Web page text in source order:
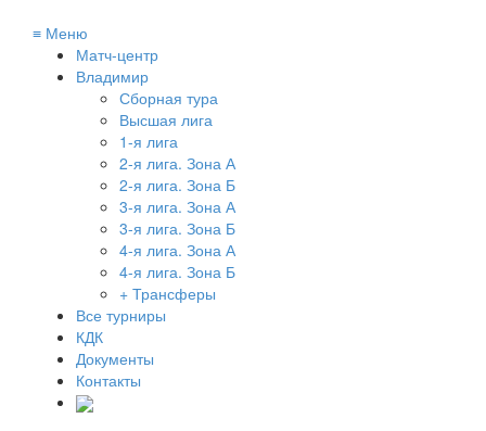
≡ Меню
Матч-центр
Владимир
Сборная тура
Высшая лига
1-я лига
2-я лига. Зона А
2-я лига. Зона Б
3-я лига. Зона А
3-я лига. Зона Б
4-я лига. Зона А
4-я лига. Зона Б
+ Трансферы
Все турниры
КДК
Документы
Контакты